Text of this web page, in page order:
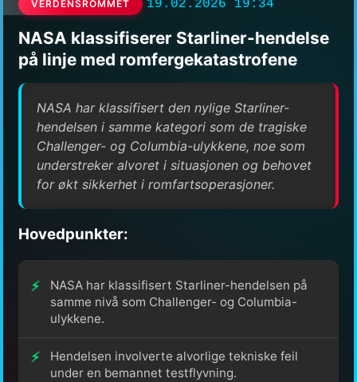
VERDENSROMMET 19.02.2026 19:34
NASA klassifiserer Starliner-hendelse
på linje med romfergekatastrofene
NASA har klassifisert den nylige Starliner-
hendelsen i samme kategori som de tragiske
Challenger- og Columbia-ulykkene, noe som
understreker alvoret i situasjonen og behovet
for økt sikkerhet i romfartsoperasjoner.
Hovedpunkter:
NASA har klassifisert Starliner-hendelsen på
samme nivå som Challenger- og Columbia-
ulykkene.
Hendelsen involverte alvorlige tekniske feil
under en bemannet testflyvning.